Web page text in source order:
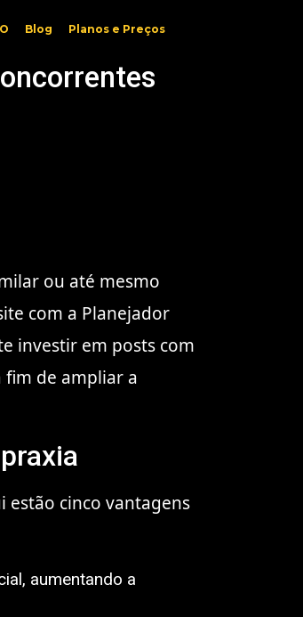
Blog Planos e Preços
ou até mesmo
com a Planejador
investir em posts com
fim de ampliar a
estão cinco vantagens
aumentando a